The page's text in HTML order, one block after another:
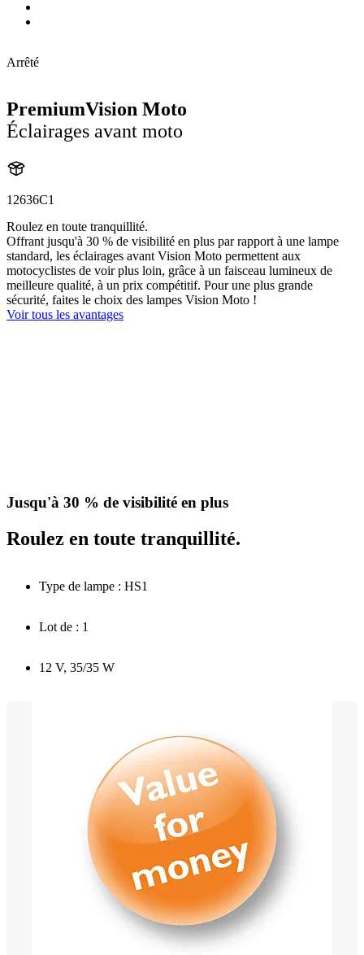
Arrêté
PremiumVision Moto
Éclairages avant moto
12636C1
Roulez en toute tranquillité.
Offrant jusqu'à 30 % de visibilité en plus par rapport à une lampe
standard, les éclairages avant Vision Moto permettent aux
motocyclistes de voir plus loin, grâce à un faisceau lumineux de
meilleure qualité, à un prix compétitif. Pour une plus grande
sécurité, faites le choix des lampes Vision Moto !
Voir tous les avantages
Jusqu'à 30 % de visibilité en plus
Roulez en toute tranquillité.
Type de lampe : HS1
Lot de : 1
12 V, 35/35 W